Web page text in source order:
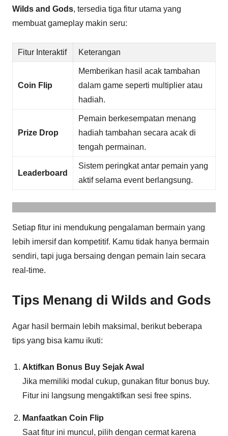
Wilds and Gods, tersedia tiga fitur utama yang
membuat gameplay makin seru:
Fitur Interaktif Keterangan
Coin Flip
Memberikan hasil acak tambahan
dalam game seperti multiplier atau
hadiah.
Prize Drop
Pemain berkesempatan menang
hadiah tambahan secara acak di
tengah permainan.
Leaderboard
Sistem peringkat antar pemain yang
aktif selama event berlangsung.
Setiap fitur ini mendukung pengalaman bermain yang
lebih imersif dan kompetitif. Kamu tidak hanya bermain
sendiri, tapi juga bersaing dengan pemain lain secara
real-time.
Tips Menang di Wilds and Gods
Agar hasil bermain lebih maksimal, berikut beberapa
tips yang bisa kamu ikuti:
Aktifkan Bonus Buy Sejak Awal
Jika memiliki modal cukup, gunakan fitur bonus buy.
Fitur ini langsung mengaktifkan sesi free spins.
Manfaatkan Coin Flip
Saat fitur ini muncul, pilih dengan cermat karena